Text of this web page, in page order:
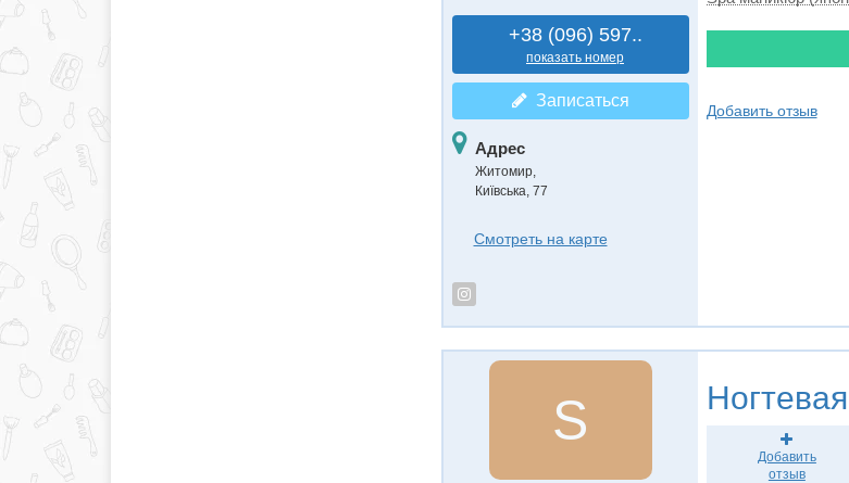
+38 (096) 597..
показать номер
Записаться
Адрес
Житомир,
Київська, 77
Смотреть на карте
Добавить отзыв
S
Добавить
отзыв